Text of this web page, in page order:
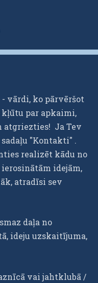
vārdi, ko pārvēršot
par apkaimi,
Ja Tev
"Kontakti" .
realizēt kādu no
idejām,
atradīsi sev
daļa no
ideju uzskaitījuma,
vai jahtklubā /